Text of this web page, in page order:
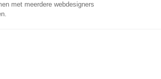
met meerdere webdesigners